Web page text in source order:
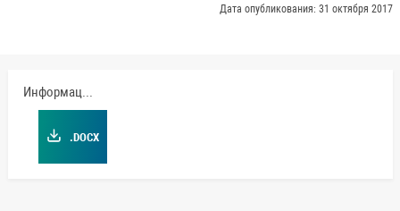
Дата опубликования: 31 октября 2017
Информация
.DOCX